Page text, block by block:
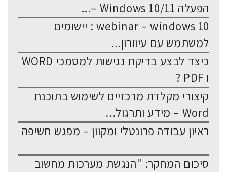
הפעלה Windows 10/11 –...
webinar – windows 10 : יישומים
למשתמש עם עיוורון...
כיצד לבצע בדיקת נגישות למסמכי WORD
ו PDF ?
קיצורי מקלדת מרכזיים לשימוש בתוכנת
Word – מידע ותרגול...
ראיון עבודה פרונטלי ומקוון – מפגש חשיפה
סיכום המחקר: "הנגשת מערכות מחשוב